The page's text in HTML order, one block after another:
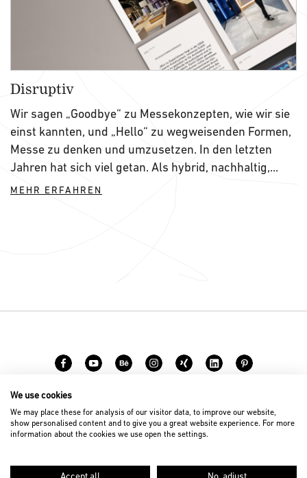
Disruptiv
Wir sagen „Goodbye“ zu Messekonzepten, wie wir sie
einst kannten, und „Hello“ zu wegweisenden Formen,
Messe zu denken und umzusetzen. In den letzten
Jahren hat sich viel getan. Als hybrid, nachhaltig,...
MEHR ERFAHREN
© 2026 D’art Design Gruppe GmbH
We use cookies
We may place these for analysis of our visitor data, to improve our website,
show personalised content and to give you a great website experience. For more
information about the cookies we use open the settings.